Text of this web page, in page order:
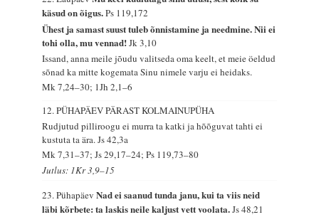
käsud on õigus.Ps 119,172
Ühest ja samast suust tuleb õnnistamine ja needmine. Nii ei
tohi olla, mu vennad!Jk 3,10
Issand, anna meile jõudu valitseda oma keelt, et meie öeldud
sõnad ka mitte kogemata Sinu nimele varju ei heidaks.
Mk 7,24–30; 1Jh 2,1–6
12. PÜHAPÄEV PÄRAST KOLMAINUPÜHA
Rudjutud pilliroogu ei murra ta katki ja hõõguvat tahti ei
kustuta ta ära.Js 42,3a
Mk 7,31–37; Js 29,17–24; Ps 119,73–80
Jutlus: 1Kr 3,9–15
23. PühapäevNad ei saanud tunda janu, kui ta viis neid
läbi kõrbete: ta laskis neile kaljust vett voolata.Js 48,21